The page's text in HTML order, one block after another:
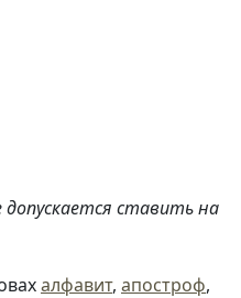
допускается ставить на
алфавит, апостроф,